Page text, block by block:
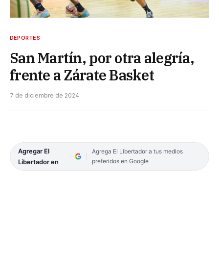
DEPORTES
San Martín, por otra alegría,
frente a Zárate Basket
7 de diciembre de 2024
Agregar El
Libertador en
Agrega El Libertador a tus medios
preferidos en Google